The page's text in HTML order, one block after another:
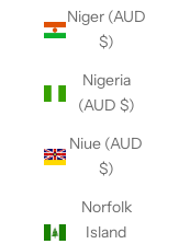
Niger (AUD
$)
Nigeria
(AUD $)
Niue (AUD
$)
Norfolk
Island